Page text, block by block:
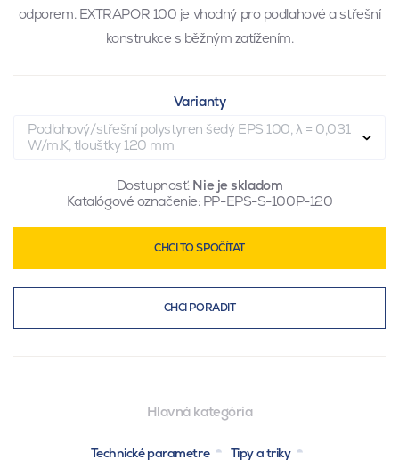
odporem. EXTRAPOR 100 je vhodný pro podlahové a střešní
konstrukce s běžným zatížením.
Varianty
Podlahový/střešní polystyren šedý EPS 100, λ = 0,031
W/m.K, tloušťky 120 mm
Dostupnosť: Nie je skladom
Katalógové označenie: PP-EPS-S-100P-120
CHCI TO SPOČÍTAT
CHCI PORADIT
Hlavná kategória
Technické parametre
Tipy a triky